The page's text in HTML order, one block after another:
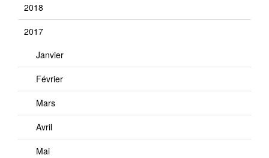
2018
2017
Janvier
Février
Mars
Avril
Mai